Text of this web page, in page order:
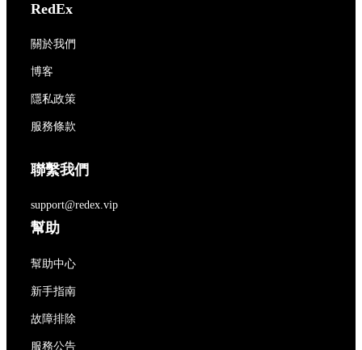
RedEx
關於我們
博客
隱私政策
服務條款
聯繫我們
support@redex.vip
幫助
幫助中心
新手指南
故障排除
服務公告